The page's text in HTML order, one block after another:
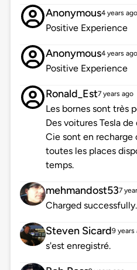
Anonymous4 years ago
Positive Experience
Anonymous4 years ago
Positive Experience
Ronald_Est7 years ago
Les bornes sont très
Des voitures Tesla
Cie sont en
toutes les places
temps.
mehmandost537
Charged successfully.
Steven Sicard9 years
s'est enregistré.